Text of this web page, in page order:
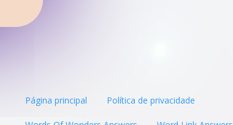
Página principal Política de privacidade